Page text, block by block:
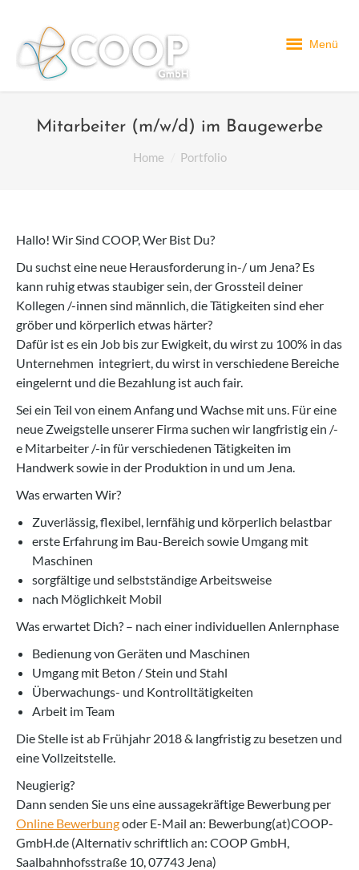
Menü
Mitarbeiter (m/w/d) im Baugewerbe
Home Portfolio
Hallo! Wir Sind COOP, Wer Bist Du?
Du suchst eine neue Herausforderung in-/ um Jena? Es
kann ruhig etwas staubiger sein, der Grossteil deiner
Kollegen /-innen sind männlich, die Tätigkeiten sind eher
gröber und körperlich etwas härter?
Dafür ist es ein Job bis zur Ewigkeit, du wirst zu 100% in das
Unternehmen integriert, du wirst in verschiedene Bereiche
eingelernt und die Bezahlung ist auch fair.
Sei ein Teil von einem Anfang und Wachse mit uns. Für eine
neue Zweigstelle unserer Firma suchen wir langfristig ein /-
e Mitarbeiter /-in für verschiedenen Tätigkeiten im
Handwerk sowie in der Produktion in und um Jena.
Was erwarten Wir?
Zuverlässig, flexibel, lernfähig und körperlich belastbar
erste Erfahrung im Bau-Bereich sowie Umgang mit
Maschinen
sorgfältige und selbstständige Arbeitsweise
nach Möglichkeit Mobil
Was erwartet Dich? – nach einer individuellen Anlernphase
Bedienung von Geräten und Maschinen
Umgang mit Beton / Stein und Stahl
Überwachungs- und Kontrolltätigkeiten
Arbeit im Team
Die Stelle ist ab Frühjahr 2018 & langfristig zu besetzen und
eine Vollzeitstelle.
Neugierig?
Dann senden Sie uns eine aussagekräftige Bewerbung per
Online Bewerbungoder E-Mail an: Bewerbung(at)COOP-
GmbH.de (Alternativ schriftlich an: COOP GmbH,
Saalbahnhofsstraße 10, 07743 Jena)